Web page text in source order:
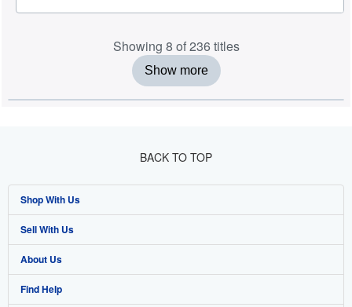
Showing 8 of 236 titles
Show more
BACK TO TOP
Shop With Us
Advanced Search
Browse Collections
My Account
Sell With Us
Start Selling
Join Our Affiliate Programme
About Us
About AbeBooks
Find Help